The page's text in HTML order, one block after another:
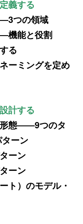
義する
つの領域
能と役割
る
ーミングを定め
計する
態――9つのタ
ーン
ーン
ーン
）のモデル・